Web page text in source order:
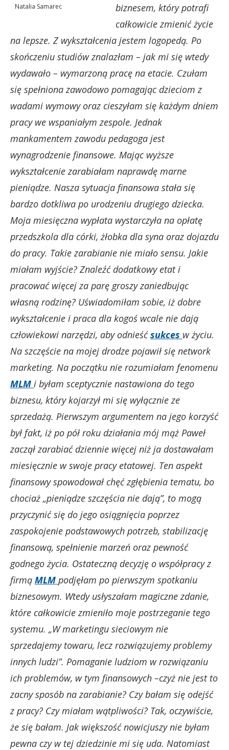
Natalia Samarec
biznesem, który potrafi
całkowicie zmienić życie
na lepsze. Z wykształcenia jestem logopedą. Po
skończeniu studiów znalazłam – jak mi się wtedy
wydawało – wymarzoną pracę na etacie. Czułam
się spełniona zawodowo pomagając dzieciom z
wadami wymowy oraz cieszyłam się każdym dniem
pracy we wspaniałym zespole. Jednak
mankamentem zawodu pedagoga jest
wynagrodzenie finansowe. Mając wyższe
wykształcenie zarabiałam naprawdę marne
pieniądze. Nasza sytuacja finansowa stała się
bardzo dotkliwa po urodzeniu drugiego dziecka.
Moja miesięczna wypłata wystarczyła na opłatę
przedszkola dla córki, żłobka dla syna oraz dojazdu
do pracy. Takie zarabianie nie miało sensu. Jakie
miałam wyjście? Znaleźć dodatkowy etat i
pracować więcej za parę groszy zaniedbując
własną rodzinę? Uświadomiłam sobie, iż dobre
wykształcenie i praca dla kogoś wcale nie dają
człowiekowi narzędzi, aby odnieśćsukces w życiu.
Na szczęście na mojej drodze pojawił się network
marketing. Na początku nie rozumiałam fenomenu
MLM i byłam sceptycznie nastawiona do tego
biznesu, który kojarzył mi się wyłącznie ze
sprzedażą. Pierwszym argumentem na jego korzyść
był fakt, iż po pół roku działania mój mąż Paweł
zaczął zarabiać dziennie więcej niż ja dostawałam
miesięcznie w swoje pracy etatowej. Ten aspekt
finansowy spowodował chęć zgłębienia tematu, bo
chociaż „pieniądze szczęścia nie dają”, to mogą
przyczynić się do jego osiągnięcia poprzez
zaspokojenie podstawowych potrzeb, stabilizację
finansową, spełnienie marzeń oraz pewność
godnego życia. Ostateczną decyzję o współpracy z
firmą MLM podjęłam po pierwszym spotkaniu
biznesowym. Wtedy usłyszałam magiczne zdanie,
które całkowicie zmieniło moje postrzeganie tego
systemu. „W marketingu sieciowym nie
sprzedajemy towaru, lecz rozwiązujemy problemy
innych ludzi”. Pomaganie ludziom w rozwiązaniu
ich problemów, w tym finansowych –czyż nie jest to
zacny sposób na zarabianie? Czy bałam się odejść
z pracy? Czy miałam wątpliwości? Tak, oczywiście,
że się bałam. Jak większość nowicjuszy nie byłam
pewna czy w tej dziedzinie mi się uda. Natomiast